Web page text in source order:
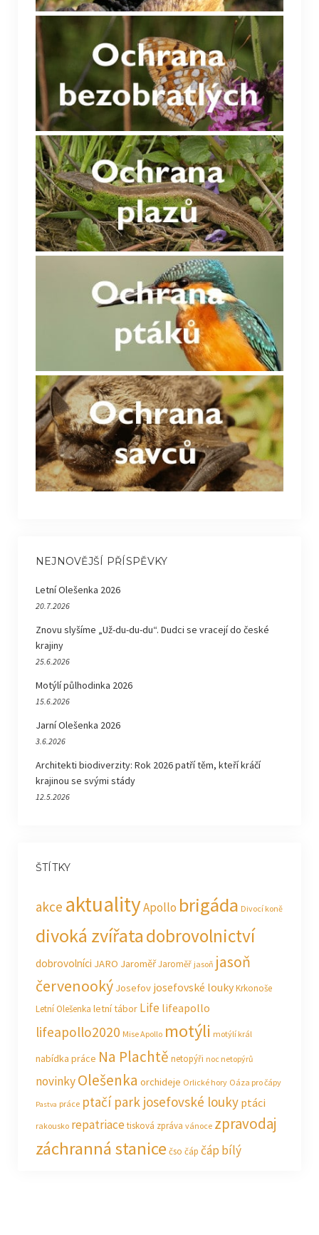
NEJNOVĚJŠÍ PŘÍSPĚVKY
Letní Olešenka 2026
20.7.2026
Znovu slyšíme „Už-du-du-du“. Dudci se vracejí do české
krajiny
25.6.2026
Motýlí půlhodinka 2026
15.6.2026
Jarní Olešenka 2026
3.6.2026
Architekti biodiverzity: Rok 2026 patří těm, kteří kráčí
krajinou se svými stády
12.5.2026
ŠTÍTKY
akce aktualityApollo brigáda Divocí koně
divoká zvířatadobrovolnictví
dobrovolníci JARO JaroměřJaroměř jasoň jasoň
červenooký Josefov josefovské loukyKrkonoše
Letní Olešenka letní tábor Life lifeapollo
lifeapollo2020 Mise Apollo motýli motýlí král
nabídka práce Na Plachtě netopýři noc netopýrů
novinkyOlešenka orchideje Orlické hory Oáza pro čápy
Pastva práce ptačí park josefovské louky ptáci
rakousko repatriacetisková zpráva vánoce zpravodaj
záchranná stanice čso čáp čáp bílý